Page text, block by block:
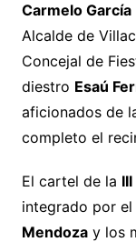
Carmelo García
Alcalde de
Concejal de
diestro Esaú
aficionados de
completo el
El cartel de la
integrado por
Mendozay los